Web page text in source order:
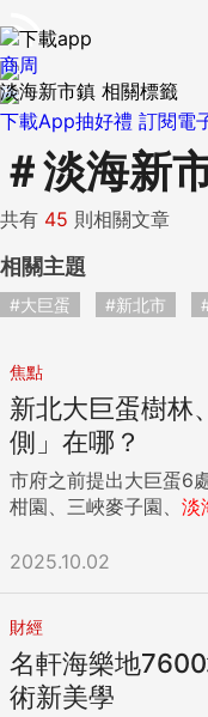
下載App抽好禮 訂閱電
商周
淡海新市鎮 相關標籤
＃淡海新
共有 45 則相關文章
相關主題
#大巨蛋 #新北市
焦點
新北大巨蛋樹林
側」在哪？
市府之前提出大巨蛋6
柑園、三峽麥子園、 淡
2025.10.02
財經
名軒海樂地
術新美學